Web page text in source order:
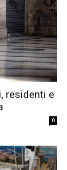
residenti e
0